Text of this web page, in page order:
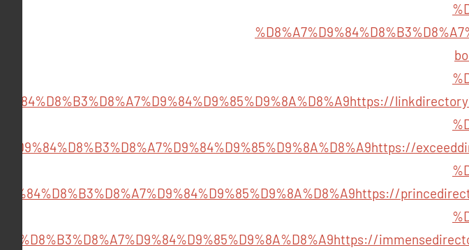
https://
https://
https://
https://